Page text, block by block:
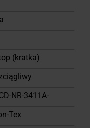
(kratka)
NR-3411A-
Tex